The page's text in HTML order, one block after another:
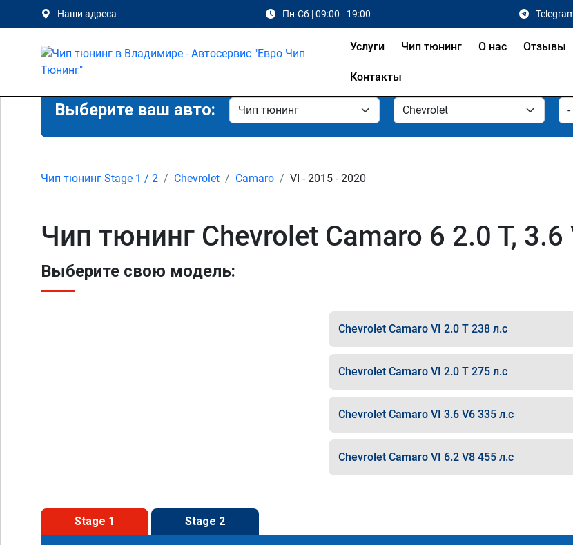
Наши адреса Пн-Сб | 09:00 - 19:00
Услуги Чип тюнинг О нас Отзывы
Контакты
Выберите ваш авто:
Чип тюнинг Stage 1 / 2 Chevrolet Camaro VI - 2015 - 2020
Чип тюнинг Chevrolet Camaro 6 2.0 T,
Выберите свою модель:
Chevrolet Camaro VI 2.0 T 238 л.с
Chevrolet Camaro VI 2.0 T 275 л.с
Chevrolet Camaro VI 3.6 V6 335 л.с
Chevrolet Camaro VI 6.2 V8 455 л.с
Stage 1 Stage 2